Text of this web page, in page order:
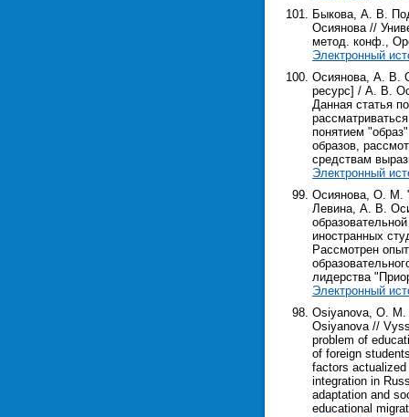
Быкова, А. В.
Осиянова //
метод. конф.,
Электронный
Осиянова, А. В.
ресурс] / А. В.
Данная статья
понятием
образов,
средствам
Электронный
Осиянова, О. М.
Левина, А. В.
иностранных
Рассмотрен
лидерства
Электронный
Osiyanova, O.
Osiyanova //
problem of
of foreign
factors
integration in
adaptation and
educational